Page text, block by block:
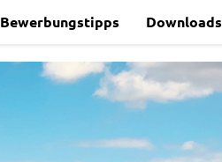
Bewerbungstipps Downloads